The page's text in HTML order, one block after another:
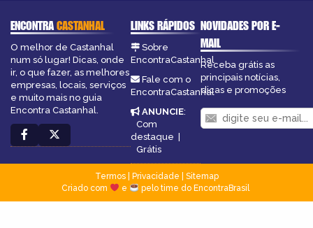
ENCONTRACASTANHAL
O melhor de Castanhal
num só lugar! Dicas, onde
ir, o que fazer, as melhores
empresas, locais, serviços
e muito mais no guia
Encontra Castanhal.
LINKS RÁPIDOS
Sobre
EncontraCastanhal
Fale com o
EncontraCastanhal
ANUNCIE:
Com
destaque |
Grátis
NOVIDADES POR E-
MAIL
Receba grátis as
principais notícias,
dicas e promoções
Termos| Privacidade
Sitemap
Criado com
e pelo time do EncontraBrasil